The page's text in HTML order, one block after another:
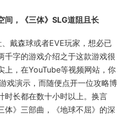
间，《三体》SLG道阻且长
戴森球或者EVE玩家，想必已
千字的游戏介绍之于这款游戏很
上，在YouTube等视频网站，你
戏演示，而随便点开一位攻略博
时长都在数十小时以上。换言
体》三部曲，《地球不屈》的深